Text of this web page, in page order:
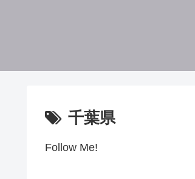
千葉県
Follow Me!